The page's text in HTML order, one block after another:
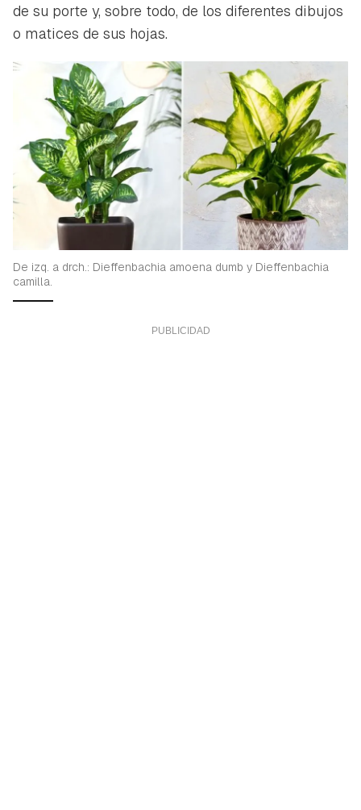
de su porte y, sobre todo, de los diferentes dibujos
o matices de sus hojas.
De izq. a drch.: Dieffenbachia amoena dumb y Dieffenbachia
camilla.